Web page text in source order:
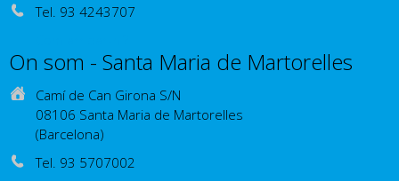
Tel. 93 4243707
On som - Santa Maria de Martorelles
Camí de Can Girona S/N
08106 Santa Maria de Martorelles
(Barcelona)
Tel. 93 5707002